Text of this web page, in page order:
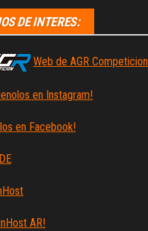
DE INTERES:
Web de AGR Competicion
en Instagram!
en Facebook!
AR!